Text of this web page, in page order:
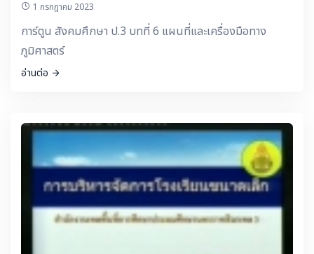
1 กรกฎาคม 2023
การ์ตูน สังคมศึกษา ป.3 บทที่ 6 แผนที่และเครื่องมือทาง
ภูมิศาสตร์
อ่านต่อ